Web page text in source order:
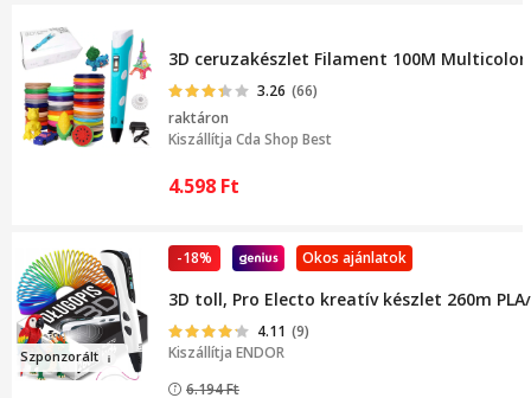
3D ceruzakészlet Filament 100M
3.26 (66)
raktáron
Kiszállítja Cda Shop Best
4.598 Ft
Szponzorált
Okos ajánlatok
-18%
3D toll, Pro Electo kreatív készlet 260m
4.11 (9)
Kiszállítja ENDOR
6.194Ft